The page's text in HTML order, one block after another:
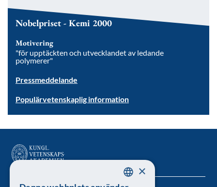
Nobelpriset - Kemi 2000
Motivering
"för upptäckten och utvecklandet av ledande
polymerer"
Pressmeddelande
Populärvetenskaplig information
×